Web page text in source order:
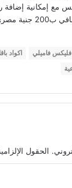
مع إمكانية
#0200*.
فليكس فاميلي
اكواد
الحقول